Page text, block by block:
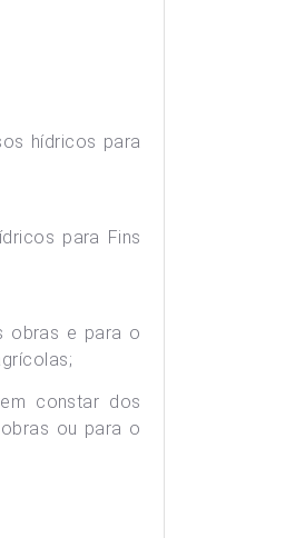
hídricos para
para Fins
obras e para o
constar dos
ou para o